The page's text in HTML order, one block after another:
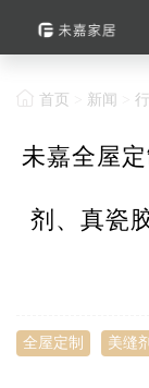
首页 新闻
未嘉全屋
剂、真瓷
全屋定制 美缝剂